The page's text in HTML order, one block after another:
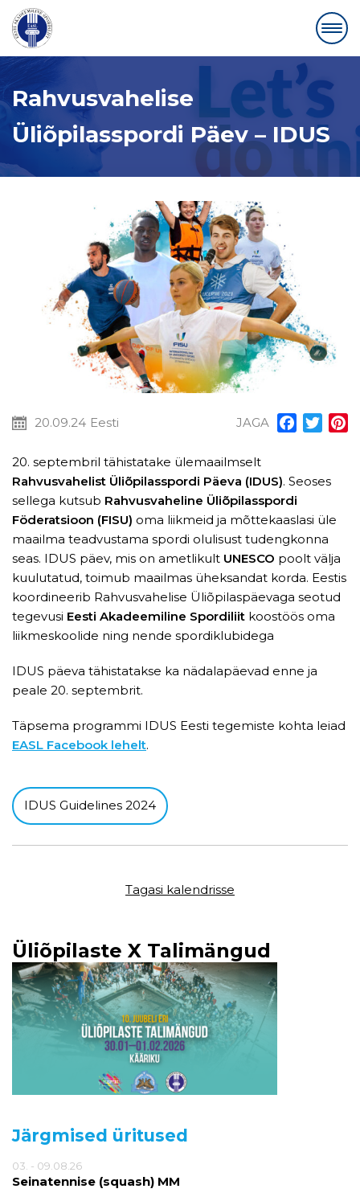
Rahvusvahelise
Üliõpilasspordi Päev – IDUS
Üliõpilaste X Talimängud
Järgmised üritused
03. - 09.08.26
Seinatennise (squash) MM
20.09.24 Eesti JAGA Facebook
20. septembril tähistatake ülemaailmselt
Rahvusvahelist Üliõpilasspordi Päeva (IDUS). Seoses
sellega kutsub Rahvusvaheline Üliõpilasspordi
Föderatsioon (FISU) oma liikmeid ja mõttekaaslasi üle
maailma teadvustama spordi olulisust tudengkonna
seas. IDUS päev, mis on ametlikult UNESCO poolt välja
kuulutatud, toimub maailmas üheksandat korda. Eestis
koordineerib Rahvusvahelise Üliõpilaspäevaga seotud
tegevusi Eesti Akadeemiline Spordiliit koostöös oma
liikmeskoolide ning nende spordiklubidega
IDUS päeva tähistatakse ka nädalapäevad enne ja
peale 20. septembrit.
Täpsema programmi IDUS Eesti tegemiste kohta leiad
EASL Facebook lehelt.
IDUS Guidelines 2024
Tagasi kalendrisse